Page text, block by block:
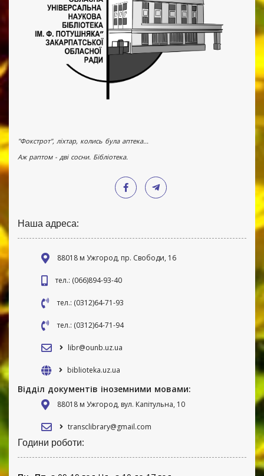
"Фокстрот", ліхтар, колись була аптека...
Аж раптом - дві сосни. Бібліотека.
Наша адреса:
88018 м Ужгород, пр. Свободи, 16
тел.: (066)894-93-40
тел.: (0312)64-71-93
тел.: (0312)64-71-94
libr@ounb.uz.ua
biblioteka.uz.ua
Відділ документів іноземними мовами:
88018 м Ужгород, вул. Капітульна, 10
transclibrary@gmail.com
Години роботи: